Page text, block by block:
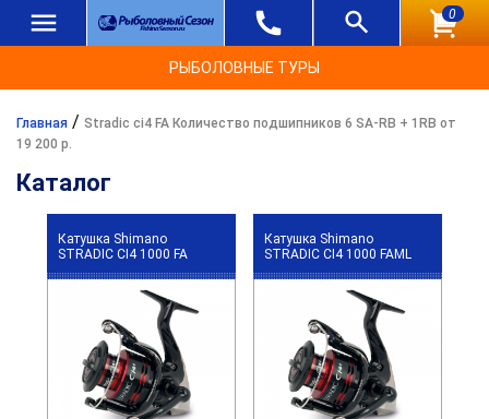
0
РЫБОЛОВНЫЕ ТУРЫ
Главная / Stradic ci4 FA Количество подшипников 6 SA-RB + 1RB от
19 200 р.
Каталог
Катушка Shimano
STRADIC CI4 1000 FA
Катушка Shimano
STRADIC CI4 1000 FAML